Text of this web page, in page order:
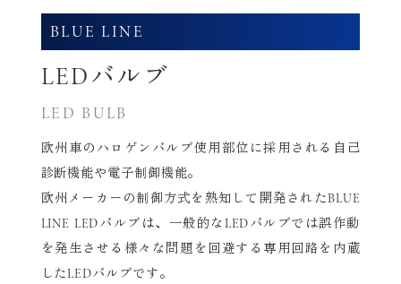
BLUE LINE
LEDバルブ
LED BULB
欧州車のハロゲンバルブ使用部位に採用される自己
診断機能や電子制御機能。
欧州メーカーの制御方式を熟知して開発されたBLUE
LINE LEDバルブは、 一般的なLEDバルブでは誤作動
を発生させる様々な問題を回避する専用回路を内蔵
したLEDバルブです。